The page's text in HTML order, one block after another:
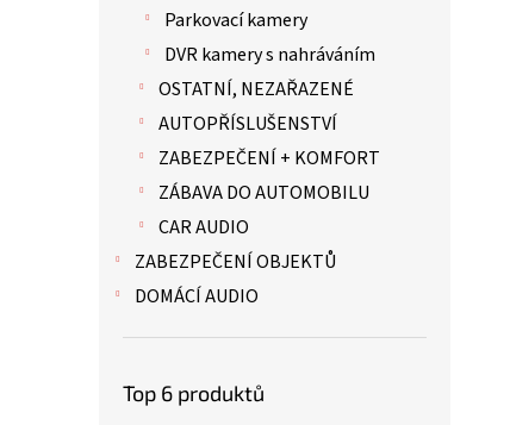
Parkovací kamery
DVR kamery s nahráváním
OSTATNÍ, NEZAŘAZENÉ
AUTOPŘÍSLUŠENSTVÍ
ZABEZPEČENÍ + KOMFORT
ZÁBAVA DO AUTOMOBILU
CAR AUDIO
ZABEZPEČENÍ OBJEKTŮ
DOMÁCÍ AUDIO
Top 6 produktů